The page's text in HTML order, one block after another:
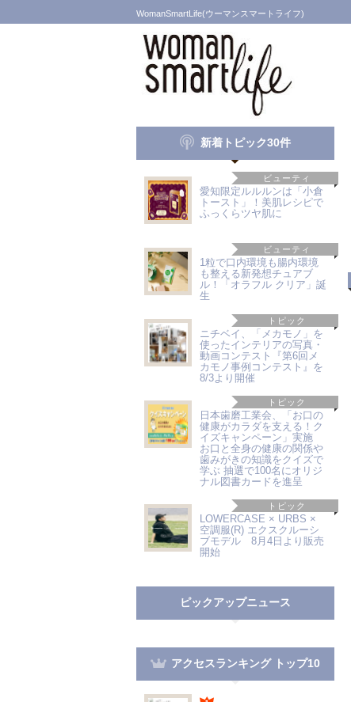
WomanSmartLife(ウーマンスマートライフ)
新着トピック30件
ビューティ
愛知限定ルルルンは「小倉
トースト」！美肌レシピで
ふっくらツヤ肌に
ビューティ
1粒で口内環境も腸内環境
も整える新発想チュアブ
ル！「オラフル クリア」誕
生
トピック
ニチベイ、「メカモノ」を
使ったインテリアの写真・
動画コンテスト『第6回メ
カモノ事例コンテスト』を
8/3より開催
トピック
日本歯磨工業会、「お口の
健康がカラダを支える！ク
イズキャンペーン」実施
お口と全身の健康の関係や
歯みがきの知識をクイズで
学ぶ 抽選で100名にオリジ
ナル図書カードを進呈
トピック
LOWERCASE × URBS ×
空調服(R) エクスクルーシ
ブモデル 8月4日より販売
開始
ピックアップニュース
アクセスランキング トップ10